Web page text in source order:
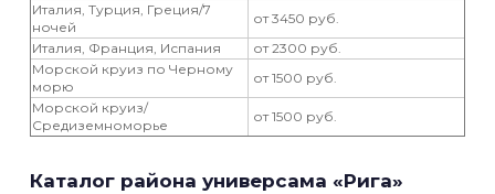
Италия, Турция, Греция/7
ночей
от 3450 руб.
Италия, Франция, Испания
от 2300 руб.
Морской круиз по Черному
морю
от 1500 руб.
Морской круиз/
Средиземноморье
от 1500 руб.
Каталог района универсама «Рига»